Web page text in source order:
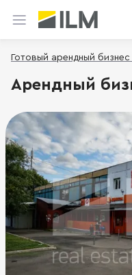
Готовый арендный бизнес
Арендный